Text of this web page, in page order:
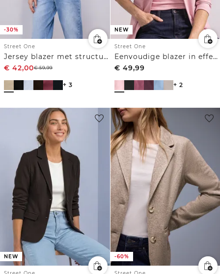
-30%
Street One
Jersey blazer met structuur
€ 42,00€59,99
+ 3
NEW
Street One
Eenvoudige blazer in effen kleur
€ 49,99
+ 2
NEW -60%